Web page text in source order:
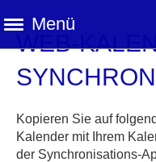
Menü
WEB-
Kopieren Sie auf
Kalender mit Ihrem
der Synchronisations-